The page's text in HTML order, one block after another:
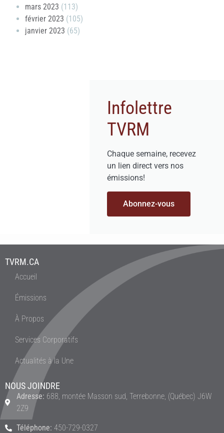
mars 2023 (113)
février 2023 (105)
janvier 2023 (65)
Infolettre
TVRM
Chaque semaine, recevez
un lien direct vers nos
émissions!
Abonnez-vous
TVRM.CA
Accueil
Émissions
À Propos
Services Corporatifs
Actualités à la Une
NOUS JOINDRE
Adresse: 688, montée Masson sud, Terrebonne, (Québec) J6W
2Z9
Téléphone: 450-729-0327